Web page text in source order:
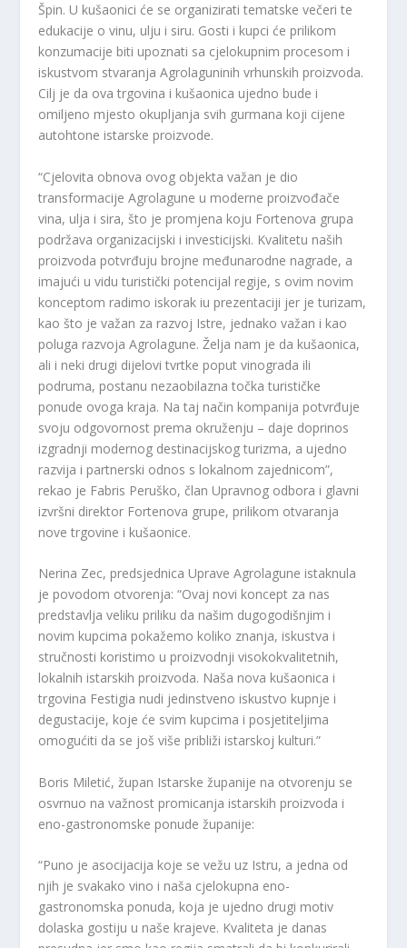
Špin. U kušaonici će se organizirati tematske večeri te
edukacije o vinu, ulju i siru. Gosti i kupci će prilikom
konzumacije biti upoznati sa cjelokupnim procesom i
iskustvom stvaranja Agrolaguninih vrhunskih proizvoda.
Cilj je da ova trgovina i kušaonica ujedno bude i
omiljeno mjesto okupljanja svih gurmana koji cijene
autohtone istarske proizvode.
“Cjelovita obnova ovog objekta važan je dio
transformacije Agrolagune u moderne proizvođače
vina, ulja i sira, što je promjena koju Fortenova grupa
podržava organizacijski i investicijski. Kvalitetu naših
proizvoda potvrđuju brojne međunarodne nagrade, a
imajući u vidu turistički potencijal regije, s ovim novim
konceptom radimo iskorak iu prezentaciji jer je turizam,
kao što je važan za razvoj Istre, jednako važan i kao
poluga razvoja Agrolagune. Želja nam je da kušaonica,
ali i neki drugi dijelovi tvrtke poput vinograda ili
podruma, postanu nezaobilazna točka turističke
ponude ovoga kraja. Na taj način kompanija potvrđuje
svoju odgovornost prema okruženju – daje doprinos
izgradnji modernog destinacijskog turizma, a ujedno
razvija i partnerski odnos s lokalnom zajednicom”,
rekao je Fabris Peruško, član Upravnog odbora i glavni
izvršni direktor Fortenova grupe, prilikom otvaranja
nove trgovine i kušaonice.
Nerina Zec, predsjednica Uprave Agrolagune istaknula
je povodom otvorenja: “Ovaj novi koncept za nas
predstavlja veliku priliku da našim dugogodišnjim i
novim kupcima pokažemo koliko znanja, iskustva i
stručnosti koristimo u proizvodnji visokokvalitetnih,
lokalnih istarskih proizvoda. Naša nova kušaonica i
trgovina Festigia nudi jedinstveno iskustvo kupnje i
degustacije, koje će svim kupcima i posjetiteljima
omogućiti da se još više približi istarskoj kulturi.”
Boris Miletić, župan Istarske županije na otvorenju se
osvrnuo na važnost promicanja istarskih proizvoda i
eno-gastronomske ponude županije:
“Puno je asocijacija koje se vežu uz Istru, a jedna od
njih je svakako vino i naša cjelokupna eno-
gastronomska ponuda, koja je ujedno drugi motiv
dolaska gostiju u naše krajeve. Kvaliteta je danas